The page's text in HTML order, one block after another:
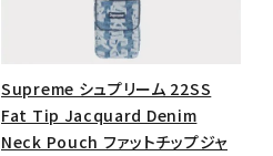
Supreme シュプリーム 22SS
Fat Tip Jacquard Denim
Neck Pouch ファットチップジャ